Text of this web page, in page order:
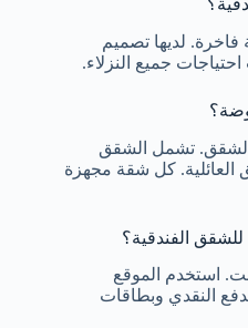
فاخرة. لديها تصميم
جميع النزلاء.
تشمل الشقق
العائلية. كل شقة مجهزة
الفندقية؟
استخدم الموقع
النقدي وبطاقات